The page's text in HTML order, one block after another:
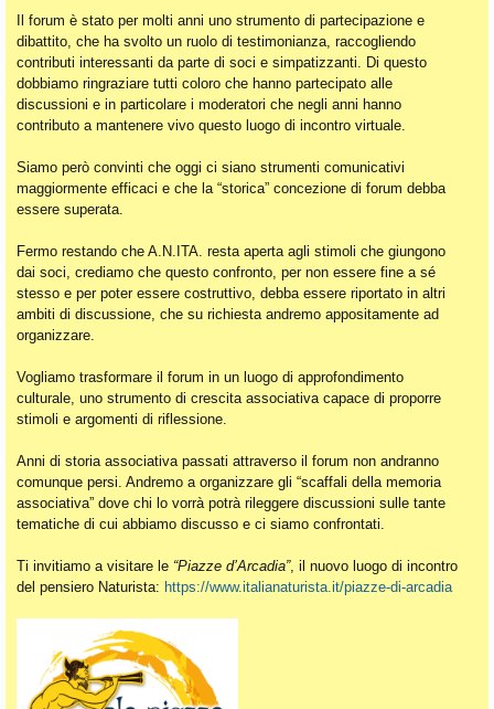
ti
Ra
pi
di
Il forum è stato per molti anni uno strumento di partecipazione e
dibattito, che ha svolto un ruolo di testimonianza, raccogliendo
contributi interessanti da parte di soci e simpatizzanti. Di questo
dobbiamo ringraziare tutti coloro che hanno partecipato alle
discussioni e in particolare i moderatori che negli anni hanno
contributo a mantenere vivo questo luogo di incontro virtuale.
Siamo però convinti che oggi ci siano strumenti comunicativi
maggiormente efficaci e che la “storica” concezione di forum debba
essere superata.
Fermo restando che A.N.ITA. resta aperta agli stimoli che giungono
dai soci, crediamo che questo confronto, per non essere fine a sé
stesso e per poter essere costruttivo, debba essere riportato in altri
ambiti di discussione, che su richiesta andremo appositamente ad
organizzare.
Vogliamo trasformare il forum in un luogo di approfondimento
culturale, uno strumento di crescita associativa capace di proporre
stimoli e argomenti di riflessione.
Anni di storia associativa passati attraverso il forum non andranno
comunque persi. Andremo a organizzare gli “scaffali della memoria
associativa” dove chi lo vorrà potrà rileggere discussioni sulle tante
tematiche di cui abbiamo discusso e ci siamo confrontati.
Ti invitiamo a visitare le “Piazze d’Arcadia”, il nuovo luogo di incontro
del pensiero Naturista: https://www.italianaturista.it/piazze-di-arcadia